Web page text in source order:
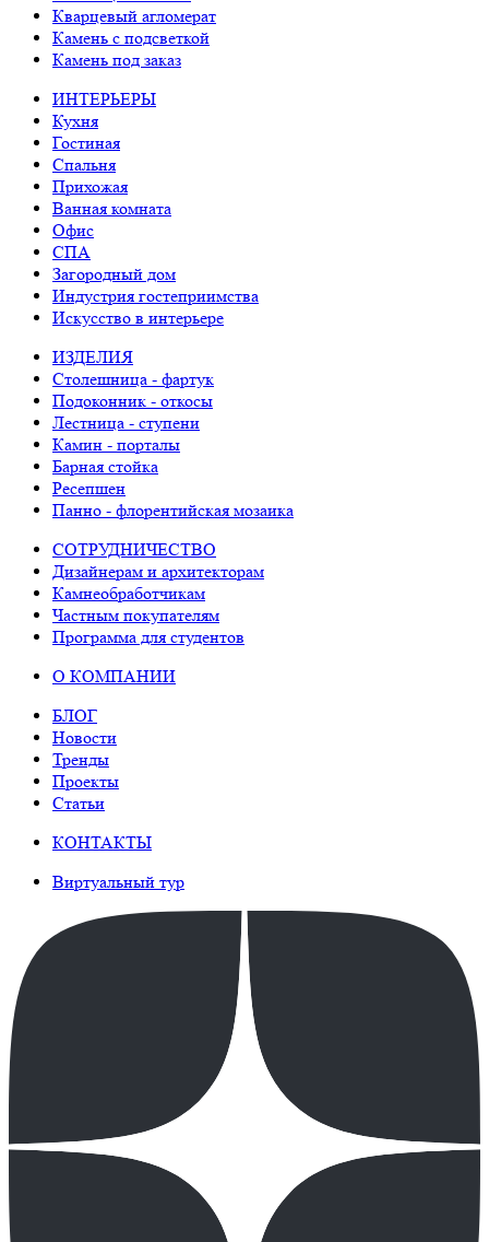
Кварцевый агломерат
Камень с подсветкой
Камень под заказ
ИНТЕРЬЕРЫ
Кухня
Гостиная
Спальня
Прихожая
Ванная комната
Офис
СПА
Загородный дом
Индустрия гостеприимства
Искусство в интерьере
ИЗДЕЛИЯ
Столешница - фартук
Подоконник - откосы
Лестница - ступени
Камин - порталы
Барная стойка
Ресепшен
Панно - флорентийская мозаика
СОТРУДНИЧЕСТВО
Дизайнерам и архитекторам
Камнеобработчикам
Частным покупателям
Программа для студентов
О КОМПАНИИ
БЛОГ
Новости
Тренды
Проекты
Статьи
КОНТАКТЫ
Виртуальный тур